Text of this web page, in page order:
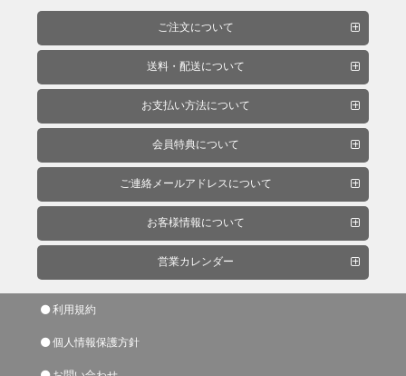
服・
ご注文について
送料・配送について
お支払い方法について
会員特典について
ご連絡メールアドレスについて
お客様情報について
営業カレンダー
利用規約
個人情報保護方針